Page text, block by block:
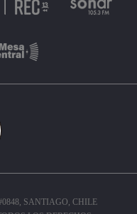
SANTIAGO, CHILE